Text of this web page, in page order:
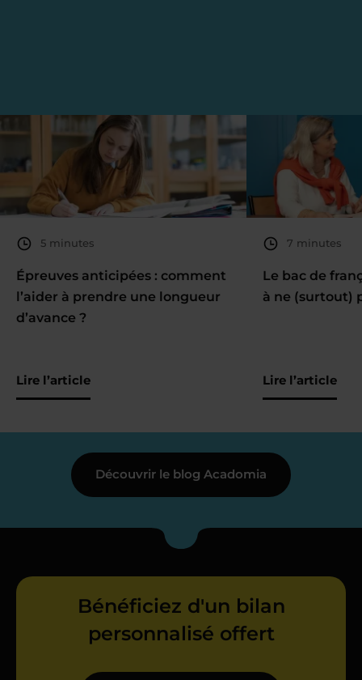
5 minutes
Épreuves anticipées : comment
l’aider à prendre une longueur
d’avance ?
Lire l’article
7 minutes
Le bac de
à ne (surtout)
Lire l’article
Découvrir le blog Acadomia
Bénéficiez d'un bilan
personnalisé offert